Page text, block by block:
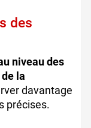
des
niveau des
la
davantage
précises.